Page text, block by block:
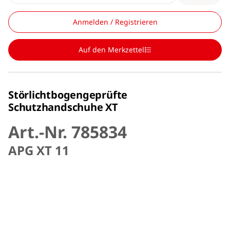
Anmelden / Registrieren
Auf den Merkzettel
Störlichtbogengeprüfte
Schutzhandschuhe XT
Art.-Nr. 785834
APG XT 11